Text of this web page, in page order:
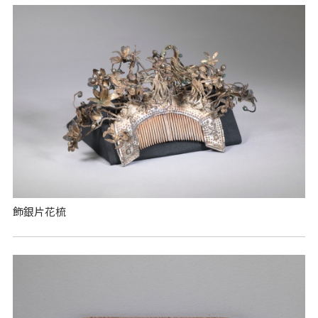
飾銀片花梳